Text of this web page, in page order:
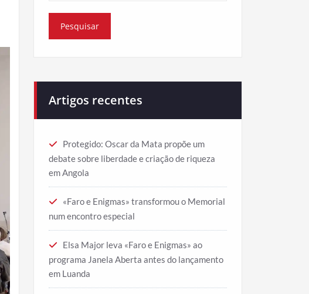
Artigos recentes
Protegido: Oscar da Mata propõe um
debate sobre liberdade e criação de riqueza
em Angola
«Faro e Enigmas» transformou o Memorial
num encontro especial
Elsa Major leva «Faro e Enigmas» ao
programa Janela Aberta antes do lançamento
em Luanda